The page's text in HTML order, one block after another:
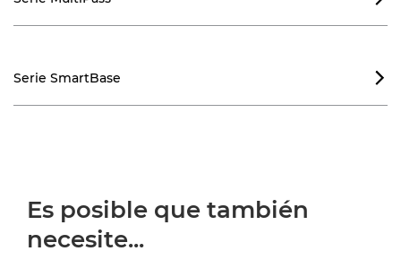
Serie SmartBase 
Es posible que también
necesite...